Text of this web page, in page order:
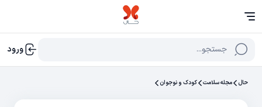
جستجو... ورود
حال مجله سلامت کودک و نوجوان